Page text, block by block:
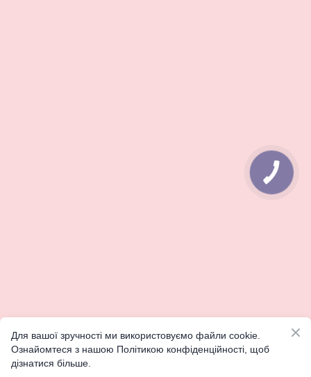
Для вашої зручності ми використовуємо файли cookie.
Ознайомтеся з нашою Політикою конфіденційності, щоб
дізнатися більше.